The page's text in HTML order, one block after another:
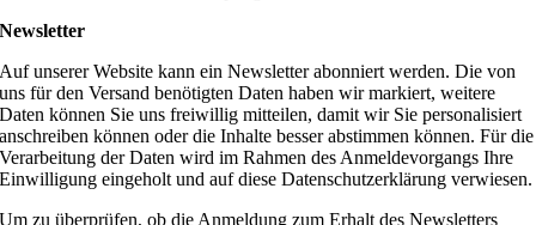
Newsletter
Auf unserer Website kann ein Newsletter abonniert werden. Die von
uns für den Versand benötigten Daten haben wir markiert, weitere
Daten können Sie uns freiwillig mitteilen, damit wir Sie personalisiert
anschreiben können oder die Inhalte besser abstimmen können. Für die
Verarbeitung der Daten wird im Rahmen des Anmeldevorgangs Ihre
Einwilligung eingeholt und auf diese Datenschutzerklärung verwiesen.
Um zu überprüfen, ob die Anmeldung zum Erhalt des Newsletters